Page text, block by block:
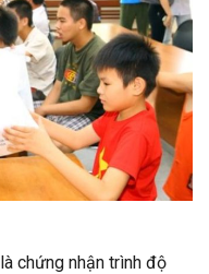
là chứng nhận trình độ